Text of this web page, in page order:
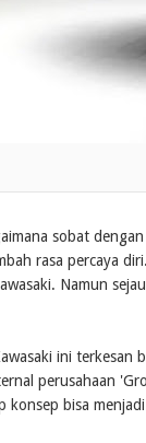
sobat
rasa percaya
Namun
ini
perusahaan
konsep bisa